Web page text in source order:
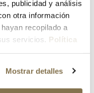
publicidad y análisis
otra información
recopilado a
servicios. Política
Mostrar detalles